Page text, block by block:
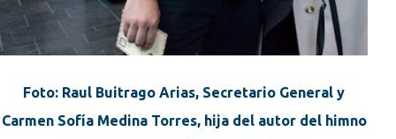
Foto: Raul Buitrago Arias, Secretario General y
Carmen Sofía Medina Torres, hija del autor del himno